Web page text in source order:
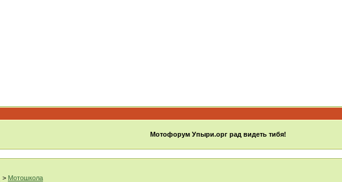
Мотофорум Упыри.орг рад видеть тибя!
> Мотошкола